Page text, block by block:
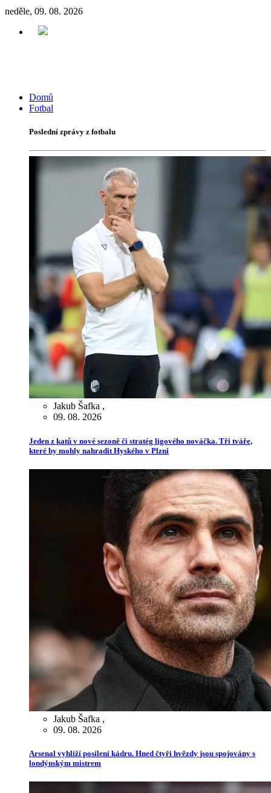
neděle, 09. 08. 2026
Domů
Fotbal
Poslední zprávy z fotbalu
Jakub Šafka ,
09. 08. 2026
Jeden z katů v nové sezoně či stratég ligového nováčka. Tři tváře,
které by mohly nahradit Hyského v Plzni
Jakub Šafka ,
09. 08. 2026
Arsenal vyhlíží posílení kádru. Hned čtyři hvězdy jsou spojovány s
londýnským mistrem